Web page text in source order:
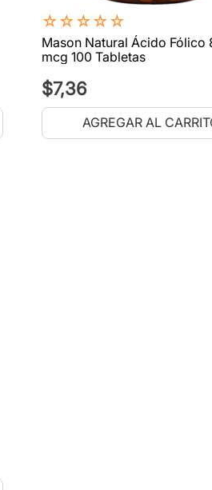
☆☆☆☆☆
Mason Natural Ácido Fólico
mcg 100 Tabletas
$7,36
AGREGAR AL